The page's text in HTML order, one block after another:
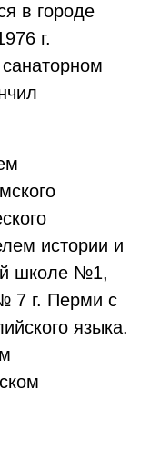
в городе
г.
истории и
школе №1,
7 г. Перми с
языка.